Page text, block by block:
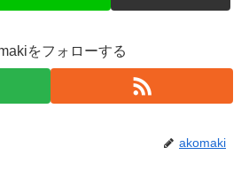
をフォローする
akomaki